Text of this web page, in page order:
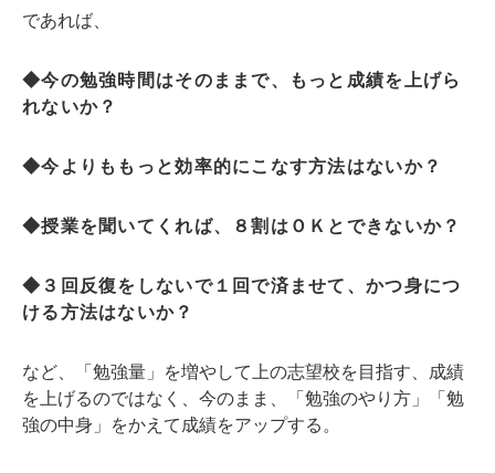
であれば、
◆今の勉強時間はそのままで、もっと成績を上げら
れないか？
◆今よりももっと効率的にこなす方法はないか？
◆授業を聞いてくれば、８割はＯＫとできないか？
◆３回反復をしないで１回で済ませて、かつ身につ
ける方法はないか？
など、「勉強量」を増やして上の志望校を目指す、成績
を上げるのではなく、今のまま、「勉強のやり方」「勉
強の中身」をかえて成績をアップする。